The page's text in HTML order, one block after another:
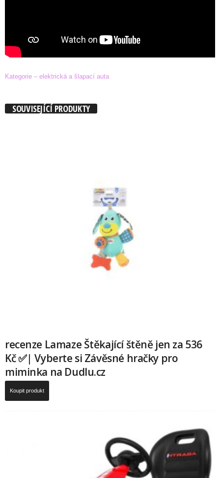
Kategorie – elektrická a šlapací auta
SOUVISEJÍCÍ PRODUKTY
recenze Lamaze Štěkající štěně jen za 536
Kč ✅| Vyberte si Závěsné hračky pro
miminka na Dudlu.cz
Koupit produkt